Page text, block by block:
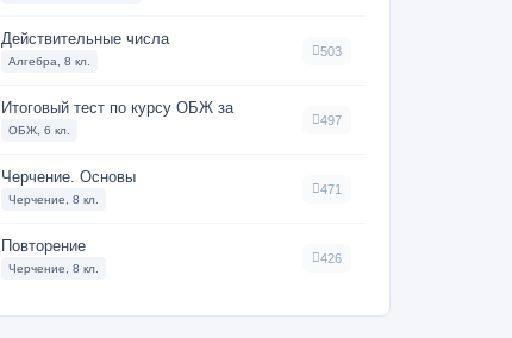
Действительные числа
Алгебра, 8 кл.
503
Итоговый тест по курсу ОБЖ за
ОБЖ, 6 кл.
497
Черчение. Основы
Черчение, 8 кл.
471
Повторение
Черчение, 8 кл.
426